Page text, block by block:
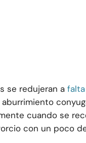
se redujeran a
aburrimiento
cuando se
con un poco